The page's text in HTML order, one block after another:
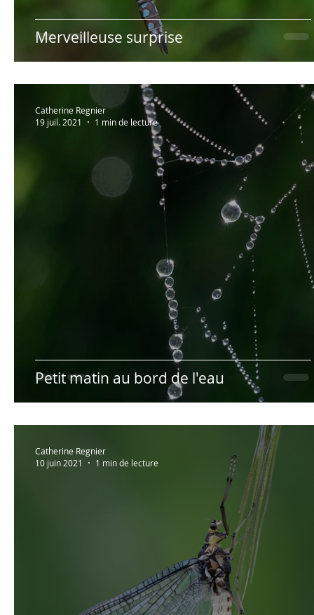
Merveilleuse surprise
Petit matin au bord de l'eau
Catherine Regnier
19 juil. 2021
1 min de lecture
Catherine Regnier
10 juin 2021
1 min de lecture